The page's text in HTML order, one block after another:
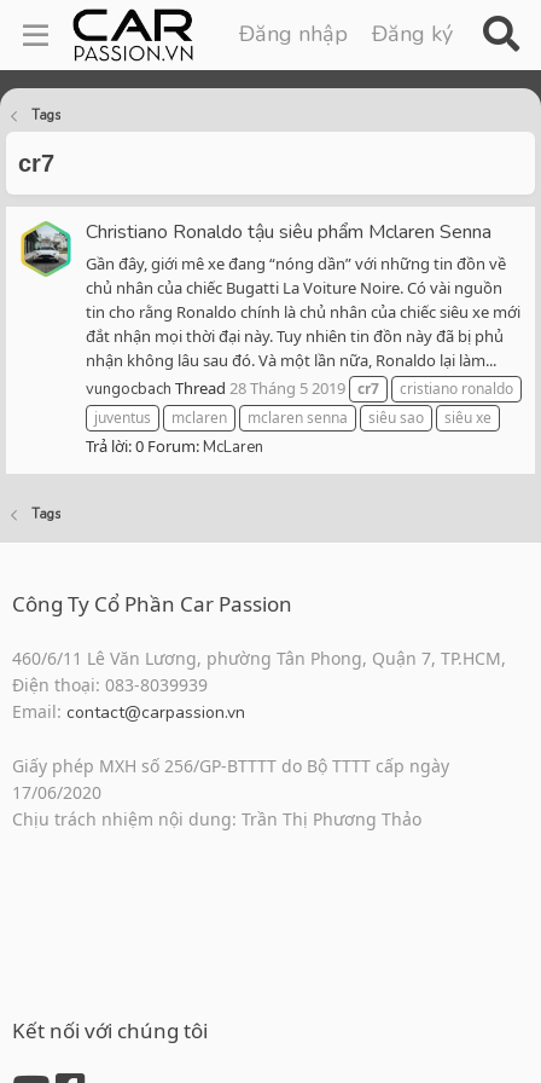
Đăng nhập Đăng ký
Tags
cr7
Christiano Ronaldo tậu siêu phẩm Mclaren Senna
Gần đây, giới mê xe đang “nóng dần” với những tin đồn về
chủ nhân của chiếc Bugatti La Voiture Noire. Có vài nguồn
tin cho rằng Ronaldo chính là chủ nhân của chiếc siêu xe mới
đắt nhận mọi thời đại này. Tuy nhiên tin đồn này đã bị phủ
nhận không lâu sau đó. Và một lần nữa, Ronaldo lại làm...
vungocbach Thread 28 Tháng 5 2019 cr7
cristiano ronaldo
juventus
mclaren mclaren senna siêu sao siêu xe
Trả lời: 0 Forum:McLaren
Tags
Công Ty Cổ Phần Car Passion
460/6/11 Lê Văn Lương, phường Tân Phong, Quận 7, TP.HCM,
Điện thoại: 083-8039939
Email: contact@carpassion.vn
Giấy phép MXH số 256/GP-BTTTT do Bộ TTTT cấp ngày
17/06/2020
Chịu trách nhiệm nội dung: Trần Thị Phương Thảo
Kết nối với chúng tôi